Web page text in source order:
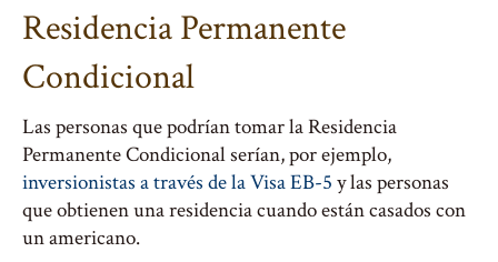
Residencia Permanente
Condicional
Las personas que podrían tomar la Residencia
Permanente Condicional serían, por ejemplo,
inversionistas a través de la Visa EB-5 y las personas
que obtienen una residencia cuando están casados con
un americano.